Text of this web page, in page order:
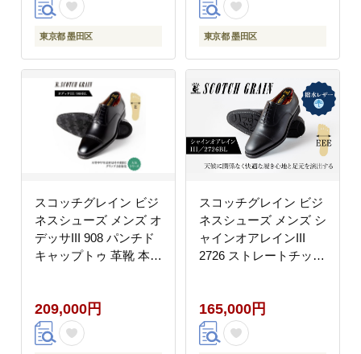
東京都 墨田区 東京都 墨田区
スコッチグレイン ビジ
ネスシューズ メンズ オ
デッサIII 908 パンチド
キャップトゥ 革靴 本革
209,000円
スコッチグレイン ビジ
ネスシューズ メンズ シ
ャインオアレインIII
2726 ストレートチップ
【25.0cm】
165,000円